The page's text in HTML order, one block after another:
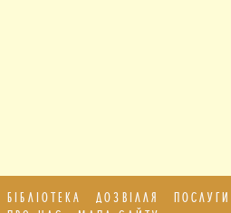
БІБЛІОТЕКА ДОЗВІЛЛЯ ПОСЛУГИ